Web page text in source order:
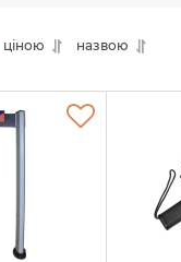
ціною
назвою